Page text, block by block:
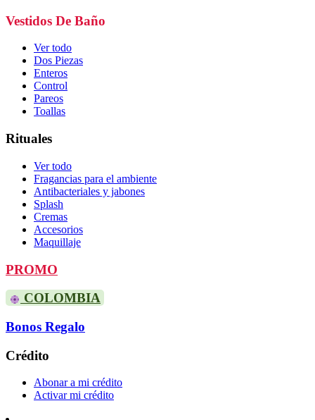
Vestidos De Baño
Ver todo
Dos Piezas
Enteros
Control
Pareos
Toallas
Rituales
Ver todo
Fragancias para el ambiente
Antibacteriales y jabones
Splash
Cremas
Accesorios
Maquillaje
PROMO
COLOMBIA
Bonos Regalo
Crédito
Abonar a mi crédito
Activar mi crédito